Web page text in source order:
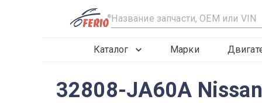
R
Каталог Марки
32808-JA60A